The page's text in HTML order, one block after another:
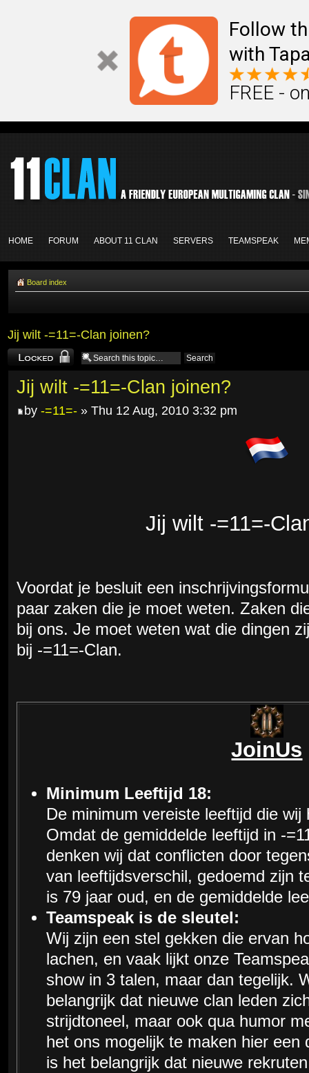
Follow
with
FREE -
HOME FORUM ABOUT 11 CLAN SERVERS TEAMSPEAK
Board index
Jij wilt -=11=-Clan joinen?
Topic locked
Jij wilt -=11=-Clan joinen?
by -=11=- » Thu 12 Aug, 2010 3:32 pm
Jij wilt -=11=-
Voordat je besluit een
paar zaken die je moet weten. Zaken
bij ons. Je moet weten wat die dingen
bij -=11=-Clan.
JoinUs
Minimum Leeftijd 18:
De minimum vereiste leeftijd die
Omdat de gemiddelde leeftijd in -
denken wij dat conflicten door
van leeftijdsverschil, gedoemd zijn
is 79 jaar oud, en de gemiddelde
Teamspeak is de sleutel:
Wij zijn een stel gekken die ervan
lachen, en vaak lijkt onze
show in 3 talen, maar dan tegelijk.
belangrijk dat nieuwe clan leden
strijdtoneel, maar ook qua humor
het ons mogelijk te maken hier een
is het belangrijk dat nieuwe